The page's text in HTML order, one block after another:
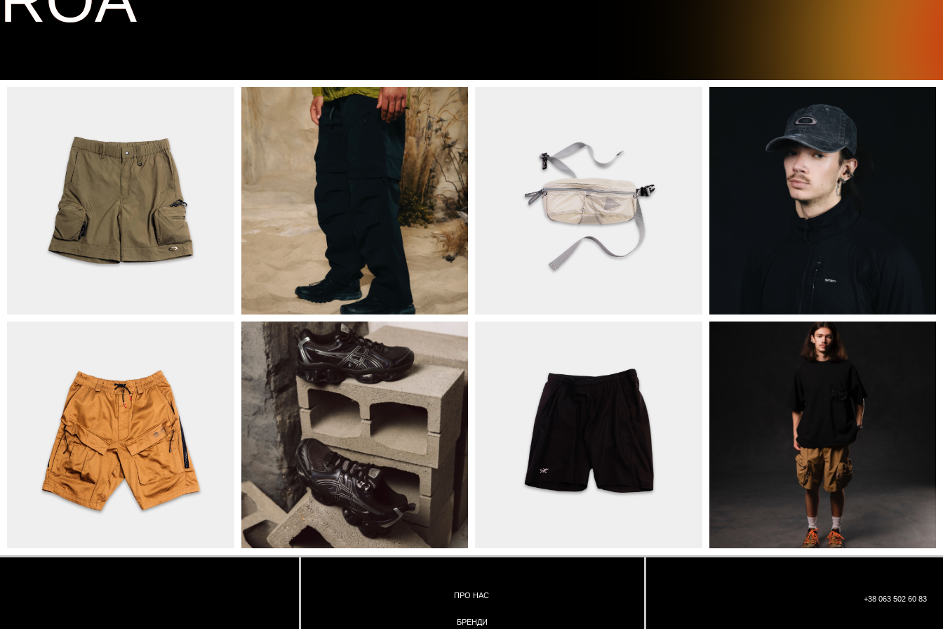
ПРО НАС
БРЕНДИ
КОНТАКТИ
ОБМІН ТА
ПОВЕРНЕННЯ
ОПЛАТА ТА ДОСТАВКА
ПОЛІТИКА КОНФІДЕНЦІЙНОСТІ
+38 063 502 60 83
КИЇВ, ВАЛЕРІЯ ЛОБАНОВСЬКОГО
9/1
ORDER@DISTANCE.COM.UA
TELEGRAM:
@DISTANCE_UA